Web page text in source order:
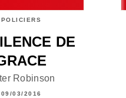
POLICIERS
DE
Robinson
09/03/2016